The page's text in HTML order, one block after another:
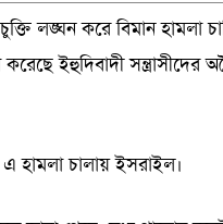
লঙ্ঘন করে বিমান হামলা
ইহুদিবাদী সন্ত্রাসীদের
হামলা চালায় ইসরাইল।